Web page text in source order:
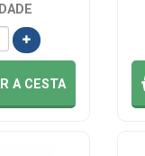
A CESTA